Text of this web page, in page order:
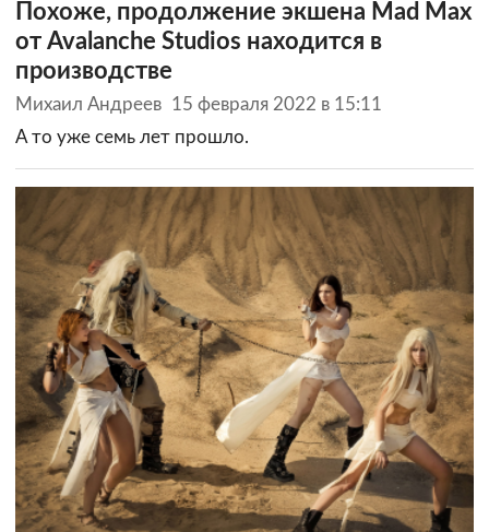
Похоже, продолжение экшена Mad Max
от Avalanche Studios находится в
производстве
Михаил Андреев 15 февраля 2022 в 15:11
А то уже семь лет прошло.